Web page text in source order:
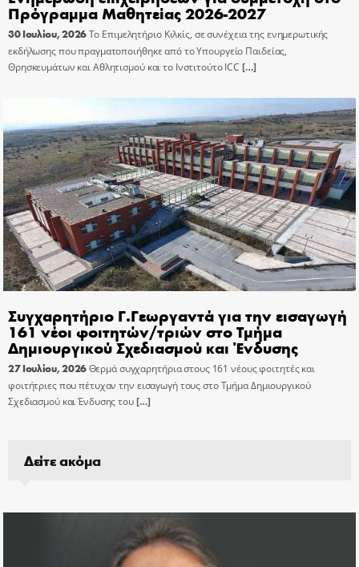
Πρόγραμμα Μαθητείας 2026-2027
30 Ιουλίου, 2026Το Επιμελητήριο Κιλκίς, σε συνέχεια της ενημερωτικής
εκδήλωσης που πραγματοποιήθηκε από το Υπουργείο Παιδείας,
Θρησκευμάτων και Αθλητισμού και το Ινστιτούτο ICC […]
Συγχαρητήριο Γ.Γεωργαντά για την εισαγωγή
161 νέοι φοιτητών/τριών στο Τμήμα
Δημιουργικού Σχεδιασμού και Ένδυσης
27 Ιουλίου, 2026Θερμά συγχαρητήρια στους 161 νέους φοιτητές και
φοιτήτριες που πέτυχαν την εισαγωγή τους στο Τμήμα Δημιουργικού
Σχεδιασμού και Ένδυσης του[…]
Δείτε ακόμα